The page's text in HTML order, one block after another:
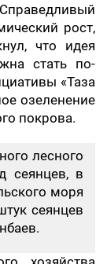
рост,
что идея
стать по-
«Таза
озеленение
покрова.
лесного
сеянцев, в
моря
сеянцев